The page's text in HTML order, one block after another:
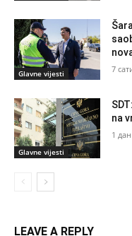
Glavne vijesti 7
Glavne vijesti
na
1 дан
LEAVE A REPLY